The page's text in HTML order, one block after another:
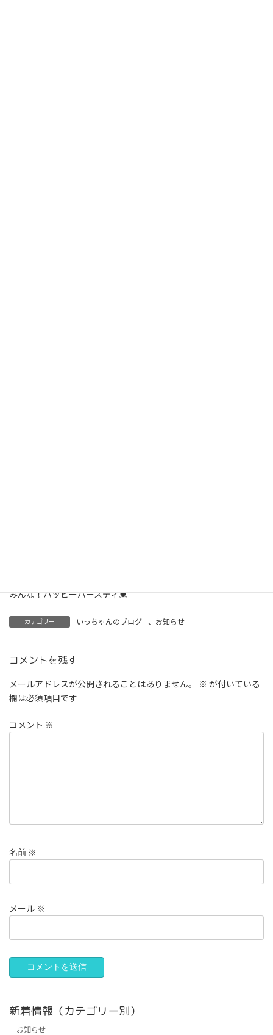
みんな！ハッピーバースディ💓
カテゴリー いっちゃんのブログ 、 お知らせ
コメントを残す
メールアドレスが公開されることはありません。 ※ が付いている
欄は必須項目です
コメント ※
名前 ※
メール ※
新着情報（カテゴリー別）
お知らせ